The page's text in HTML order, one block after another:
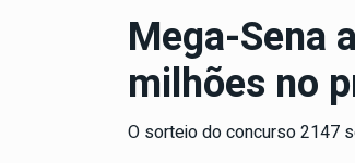
Mega-Sena
milhões no
O sorteio do concurso 2147